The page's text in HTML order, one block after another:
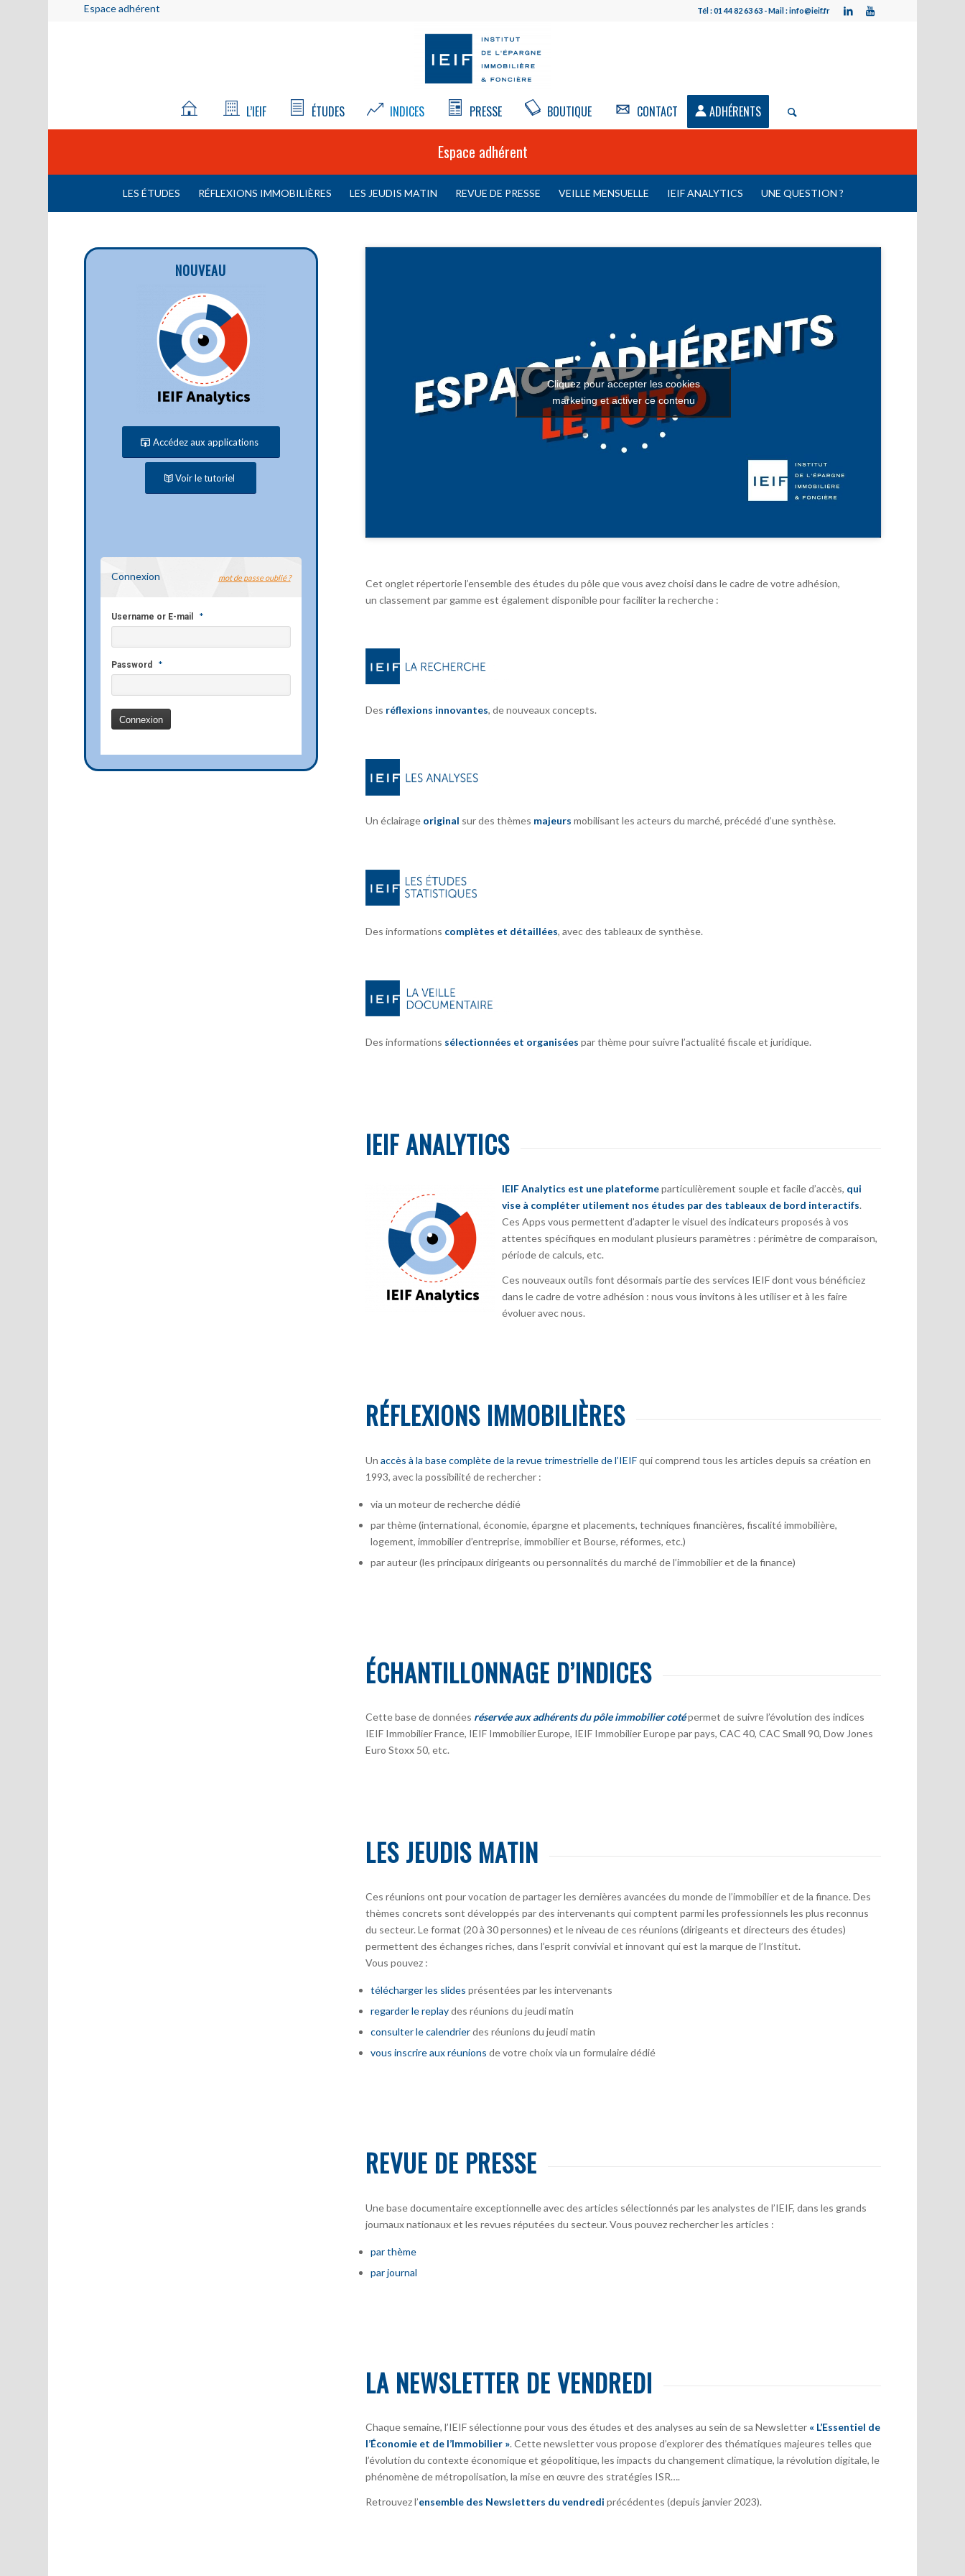
Espace adhérent Tél : 01 44 82 63 63 - Mail : info@ieif.fr
L’IEIF ÉTUDES INDICES PRESSE BOUTIQUE CONTACT ADHÉRENTS
Espace adhérent
LES ÉTUDES RÉFLEXIONS IMMOBILIÈRES LES JEUDIS MATIN REVUE DE PRESSE VEILLE MENSUELLE IEIF ANALYTICS UNE QUESTION ?
NOUVEAU
Accédez aux applications
Voir le tutoriel
Connexion mot de passe oublié ?
Username or E-mail *
Password *
Cliquez pour accepter les cookies
marketing et activer ce contenu
Cet onglet répertorie l’ensemble des études du pôle que vous avez choisi dans le cadre de votre adhésion,
un classement par gamme est également disponible pour faciliter la recherche :
Des réflexions innovantes, de nouveaux concepts.
Un éclairage original sur des thèmes majeurs mobilisant les acteurs du marché, précédé d’une synthèse.
Des informations complètes et détaillées, avec des tableaux de synthèse.
Des informations sélectionnées et organisées par thème pour suivre l’actualité fiscale et juridique.
IEIF ANALYTICS
IEIF Analytics est une plateformeparticulièrement souple et facile d’accès, qui
vise à compléter utilement nos études par des tableaux de bord interactifs.
Ces Apps vous permettent d’adapter le visuel des indicateurs proposés à vos
attentes spécifiques en modulant plusieurs paramètres : périmètre de comparaison,
période de calculs, etc.
Ces nouveaux outils font désormais partie des services IEIF dont vous bénéficiez
dans le cadre de votre adhésion : nous vous invitons à les utiliser et à les faire
évoluer avec nous.
RÉFLEXIONS IMMOBILIÈRES
Unaccès à la base complète de la revue trimestrielle de l’IEIFqui comprend tous les articles depuis sa création en
1993, avec la possibilité de rechercher :
via un moteur de recherche dédié
par thème (international, économie, épargne et placements, techniques financières, fiscalité immobilière,
logement, immobilier d’entreprise, immobilier et Bourse, réformes, etc.)
par auteur(les principaux dirigeants ou personnalités du marché de l’immobilier et de la finance)
ÉCHANTILLONNAGE D’INDICES
Cette base de données réservée aux adhérents du pôle immobilier cotépermet de suivre l’évolution des indices
IEIF Immobilier France, IEIF Immobilier Europe, IEIF Immobilier Europe par pays, CAC 40, CAC Small 90, Dow Jones
Euro Stoxx 50, etc.
LES JEUDIS MATIN
Ces réunions ont pour vocation de partager les dernières avancées du monde de l’immobilier et de la finance. Des
thèmes concrets sont développés par des intervenants qui comptent parmi les professionnels les plus reconnus
du secteur. Le format (20 à 30 personnes) et le niveau de ces réunions (dirigeants et directeurs des études)
permettent des échanges riches, dans l’esprit convivial et innovant qui est la marque de l’Institut.
Vous pouvez :
téléchargerles slides présentées par les intervenants
regarder le replaydes réunions du jeudi matin
consulter le calendrierdes réunions du jeudi matin
vous inscrireaux réunions de votre choix via un formulaire dédié
REVUE DE PRESSE
Une base documentaire exceptionnelle avec des articles sélectionnés par les analystes de l’IEIF, dans les grands
journaux nationaux et les revues réputées du secteur. Vous pouvez rechercher les articles :
par thème
par journal
LA NEWSLETTER DE VENDREDI
Chaque semaine, l’IEIF sélectionne pour vous des études et des analyses au sein de sa Newsletter « L’Essentiel de
l’Économie et de l’Immobilier ». Cette newsletter vous propose d’explorer des thématiques majeures telles que
l’évolution du contexte économique et géopolitique, les impacts du changement climatique, la révolution digitale, le
phénomène de métropolisation, la mise en œuvre des stratégies ISR….
Retrouvez l’ensemble des Newsletters du vendredi précédentes (depuis janvier 2023).